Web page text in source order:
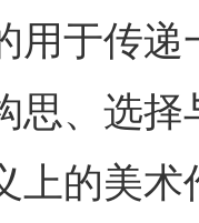
用于传
思、选
上的美